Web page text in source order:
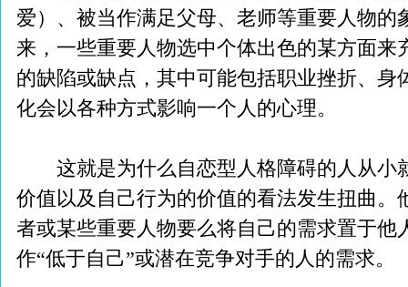
爱）、被当作满足父母、老师等重要人物的
来，一些重要人物选中个体出色的某方面来
的缺陷或缺点，其中可能包括职业挫折、身
化会以各种方式影响一个人的心理。
这就是为什么自恋型人格障碍的人从小
价值以及自己行为的价值的看法发生扭曲。
者或某些重要人物要么将自己的需求置于他
作“低于自己”或潜在竞争对手的人的需求。